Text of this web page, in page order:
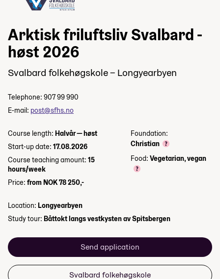
Arktisk friluftsliv Svalbard -
høst 2026
Svalbard folkehøgskole – Longyearbyen
Telephone: 907 99 990
E-mail: post@sfhs.no
Course length: Halvår — høst
Start-up date: 17.08.2026
Course teaching amount: 15
hours/week
Price: from NOK 78 250,-
Foundation:
Christian
Food: Vegetarian, vegan
Location: Longyearbyen
Study tour: Båttokt langs vestkysten av Spitsbergen
Send application
Svalbard folkehøgskole